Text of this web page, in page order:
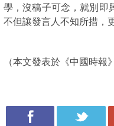
學，沒稿子可念，就別即
不但讓發言人不知所措，
（本文發表於《中國時報》